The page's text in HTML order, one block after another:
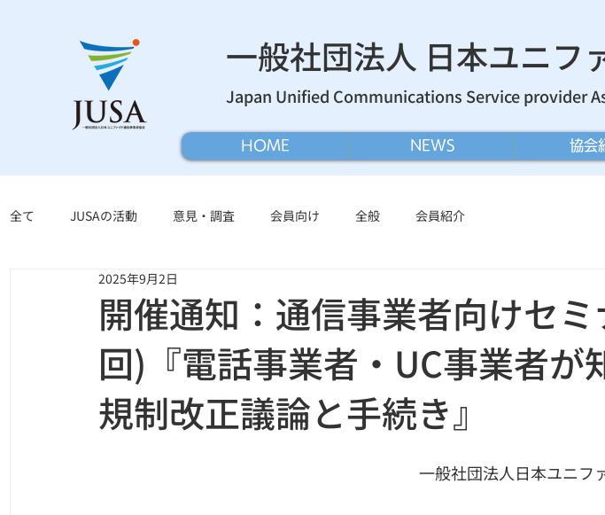
一般社団法人 日本ユニフ
Japan Unified Communications Service provider
HOME NEWS 協会
全て JUSAの活動 意見・調査 会員向け 全般 会員紹介
開催通知：通信事業者向けセ
回)『電話事業者・UC事業者が
規制改正議論と手続き』
2025年9月2日
一般社団法人日本ユニフ